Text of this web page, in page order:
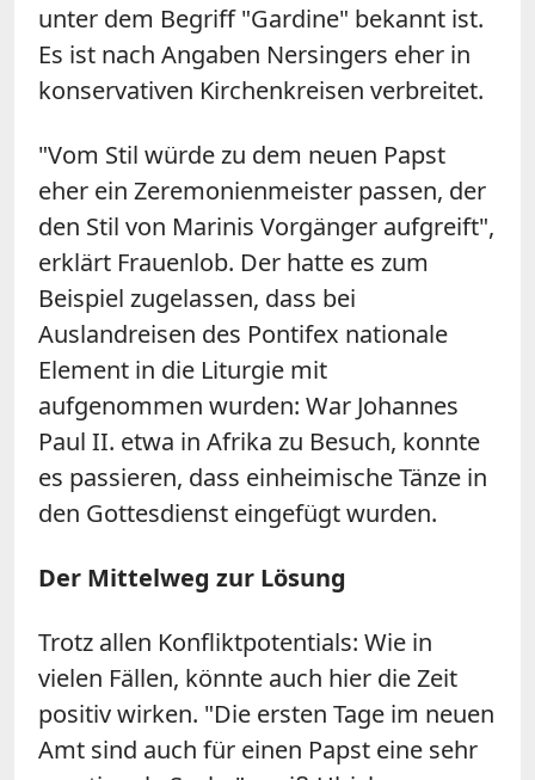
unter dem Begriff "Gardine" bekannt ist.
Es ist nach Angaben Nersingers eher in
konservativen Kirchenkreisen verbreitet.
"Vom Stil würde zu dem neuen Papst
eher ein Zeremonienmeister passen, der
den Stil von Marinis Vorgänger aufgreift",
erklärt Frauenlob. Der hatte es zum
Beispiel zugelassen, dass bei
Auslandreisen des Pontifex nationale
Element in die Liturgie mit
aufgenommen wurden: War Johannes
Paul II. etwa in Afrika zu Besuch, konnte
es passieren, dass einheimische Tänze in
den Gottesdienst eingefügt wurden.
Der Mittelweg zur Lösung
Trotz allen Konfliktpotentials: Wie in
vielen Fällen, könnte auch hier die Zeit
positiv wirken. "Die ersten Tage im neuen
Amt sind auch für einen Papst eine sehr